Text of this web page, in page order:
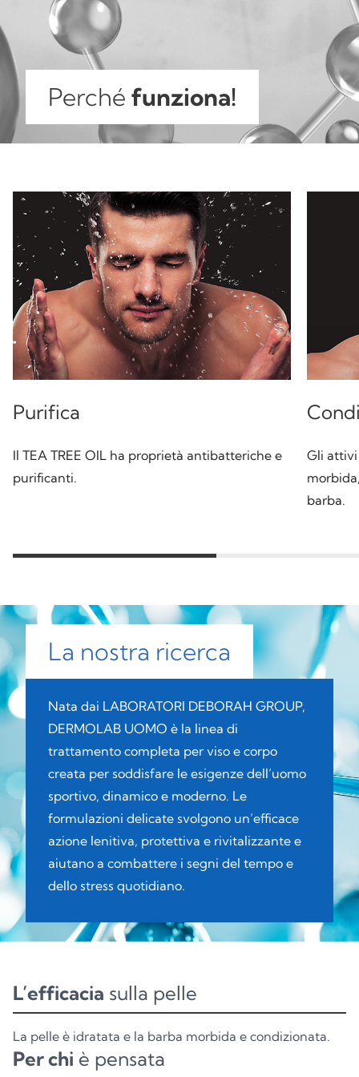
Perché funziona!
Purifica
Il TEA TREE OIL ha proprietà antibatteriche e
purificanti.
Gli
barba.
La nostra ricerca
Nata dai LABORATORI DEBORAH GROUP,
DERMOLAB UOMO è la linea di
trattamento completa per viso e corpo
creata per soddisfare le esigenze dell’uomo
sportivo, dinamico e moderno. Le
formulazioni delicate svolgono un’efficace
azione lenitiva, protettiva e rivitalizzante e
aiutano a combattere i segni del tempo e
dello stress quotidiano.
L’efficacia sulla pelle
La pelle è idratata e la barba morbida e condizionata.
Per chi è pensata